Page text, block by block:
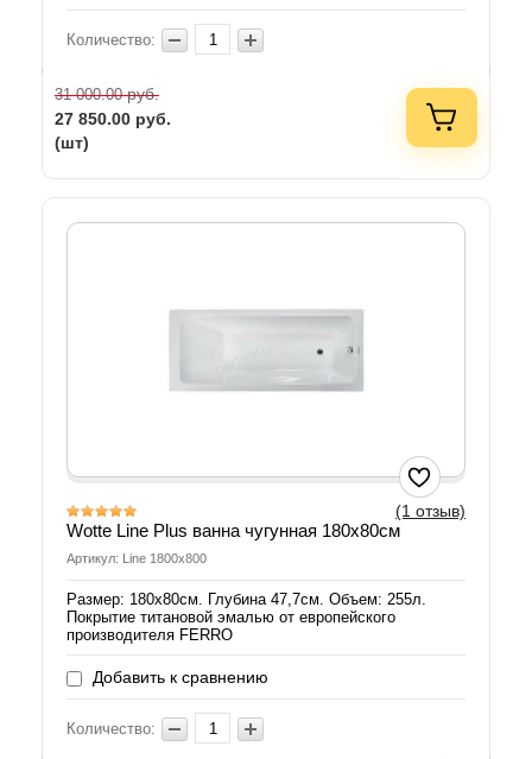
Количество:
31 000.00руб.
27 850.00 руб.
(шт)
(1 отзыв)
Wotte Line Plus ванна чугунная 180x80см
Артикул: Line 1800x800
Размер: 180х80см. Глубина 47,7см. Объем: 255л.
Покрытие титановой эмалью от европейского
производителя FERRO
Добавить к сравнению
Количество: